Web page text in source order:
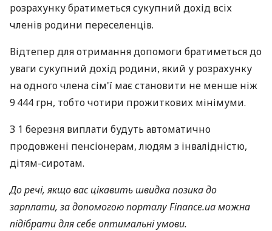
розрахунку братиметься сукупний дохід всіх
членів родини переселенців.
Відтепер для отримання допомоги братиметься до
уваги сукупний дохід родини, який у розрахунку
на одного члена сім'ї має становити не менше ніж
9 444 грн, тобто чотири прожиткових мінімуми.
З 1 березня виплати будуть автоматично
продовжені пенсіонерам, людям з інвалідністю,
дітям-сиротам.
До речі, якщо вас цікавить швидка позика до
зарплати, за допомогою порталу Finance.ua можна
підібрати для себе оптимальні умови.